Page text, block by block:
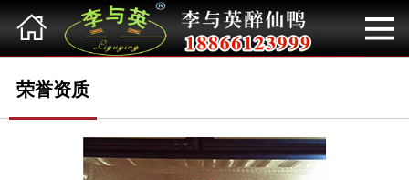
网站首页
新闻动态
荣誉资质